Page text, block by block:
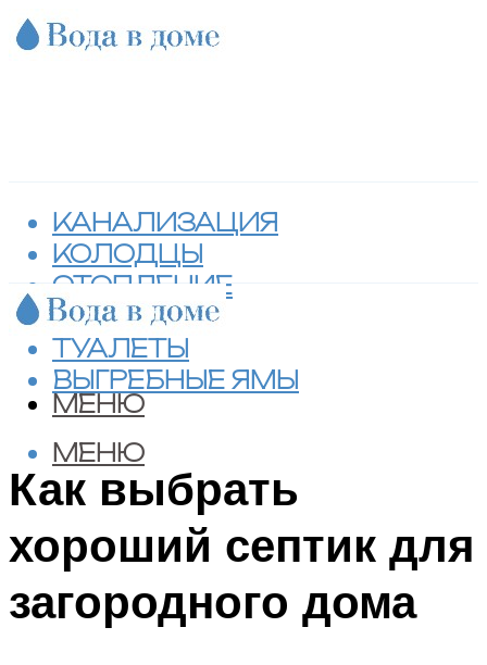
КАНАЛИЗАЦИЯ
КОЛОДЦЫ
ОТОПЛЕНИЕ
СЕПТИКИ
ТУАЛЕТЫ
ВЫГРЕБНЫЕ ЯМЫ
МЕНЮ
МЕНЮ
Как выбрать
хороший септик для
загородного дома